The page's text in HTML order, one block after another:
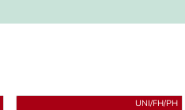
UNI/FH/PH